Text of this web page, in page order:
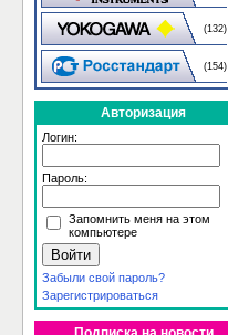
(132)
(154)
Авторизация
Логин:
Пароль:
Запомнить меня на этом
компьютере
Забыли свой пароль?
Зарегистрироваться